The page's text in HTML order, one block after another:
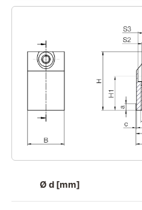
Ø d [mm]